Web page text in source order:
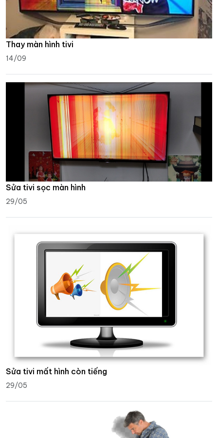
Thay màn hình tivi
14/09
Sửa tivi sọc màn hình
29/05
Sửa tivi mất hình còn tiếng
29/05